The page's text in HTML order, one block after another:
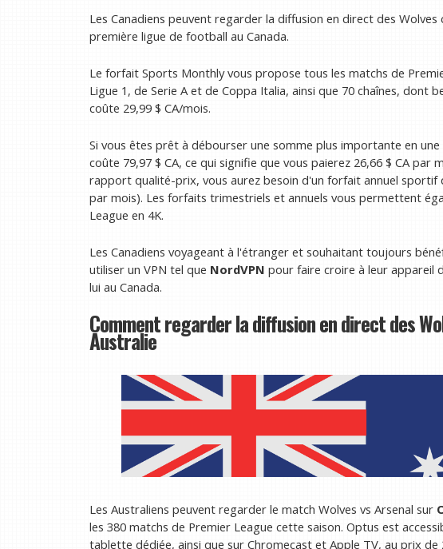
Les Canadiens peuvent regarder la diffusion en direct des Wolves
première ligue de football au Canada.
Le forfait Sports Monthly vous propose tous les matchs de
Ligue 1, de Serie A et de Coppa Italia, ainsi que 70 chaînes, dont
coûte 29,99 $ CA/mois.
Si vous êtes prêt à débourser une somme plus importante en
coûte 79,97 $ CA, ce qui signifie que vous paierez 26,66 $ CA par
rapport qualité-prix, vous aurez besoin d'un forfait annuel sportif
par mois). Les forfaits trimestriels et annuels vous permettent
League en 4K.
Les Canadiens voyageant à l'étranger et souhaitant toujours
utiliser un VPN tel que NordVPN pour faire croire à leur appareil
lui au Canada.
Comment regarder la diffusion en direct des
Australie
Les Australiens peuvent regarder le match Wolves vs Arsenal sur
les 380 matchs de Premier League cette saison. Optus est
tablette dédiée, ainsi que sur Chromecast et Apple TV, au prix